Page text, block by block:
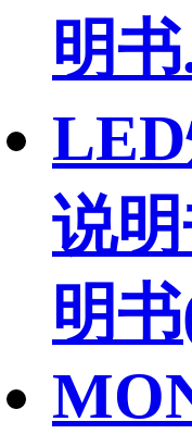
明
说
明